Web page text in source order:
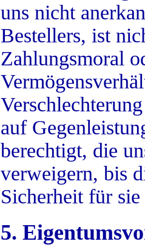
uns nicht
Bestellers, ist
Zahlungsmoral
auf
berechtigt, die
verweigern, bis
Sicherheit für
5.